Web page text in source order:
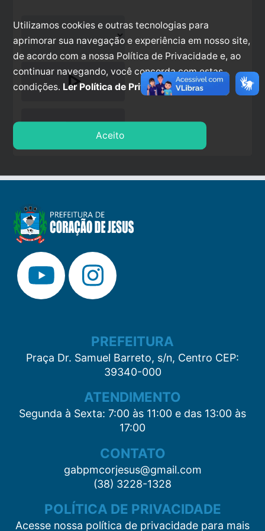
play_arrow
stop
PREFEITURA
Praça Dr. Samuel Barreto, s/n, Centro CEP:
39340-000
ATENDIMENTO
Segunda à Sexta: 7:00 às 11:00 e das 13:00 às
17:00
CONTATO
gabpmcorjesus@gmail.com
(38) 3228-1328
POLÍTICA DE PRIVACIDADE
Acesse nossa política de privacidade para mais
Utilizamos cookies e outras tecnologias para
aprimorar sua navegação e experiência em nosso site,
de acordo com a nossa Política de Privacidade e, ao
continuar navegando, você concorda com estas
condições. Ler Política de Privacidade.
Aceito